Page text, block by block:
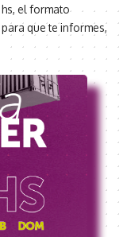
hs, el formato
que te informes,